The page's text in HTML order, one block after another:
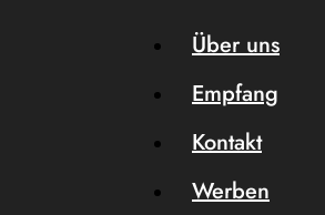
Über uns
Empfang
Kontakt
Werben